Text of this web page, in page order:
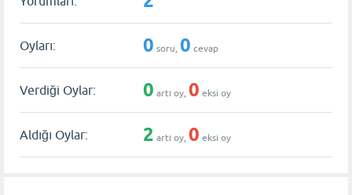
Oyları: 0 soru, 0 cevap
Verdiği Oylar: 0 artı oy, 0 eksi oy
Aldığı Oylar: 2 artı oy, 0 eksi oy